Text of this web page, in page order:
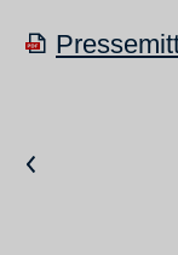
Vorheriger